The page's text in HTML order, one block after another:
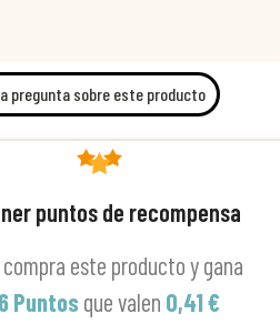
pregunta sobre este producto
puntos de recompensa
compra este producto y gana
Puntos que valen 0,41 €